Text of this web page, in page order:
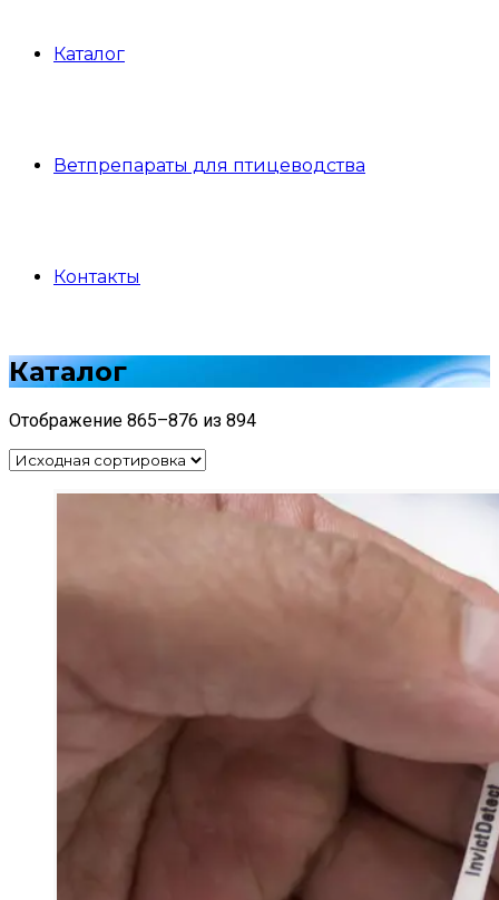
Каталог
Ветпрепараты для птицеводства
Контакты
Каталог
Отображение 865–876 из 894